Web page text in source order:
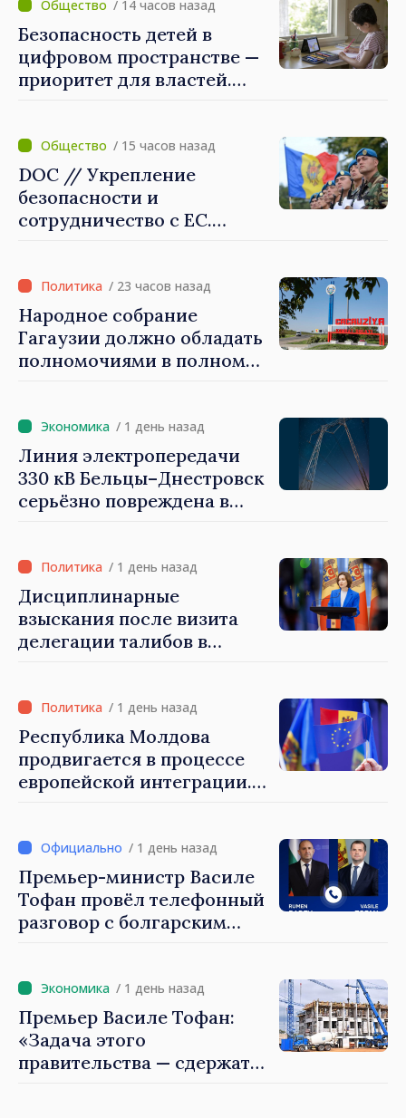
/ 14 часов назад
Безопасность детей в
цифровом пространстве —
приоритет для властей.
которые будут их
защищать»
/ 15 часов назад
DOC // Укрепление
безопасности и
сотрудничество с ЕС.
обороны на 2024–2034 годы
опубликована в Monitorul
Oficial
/ 23 часов назад
Народное собрание
Гагаузии должно обладать
полномочиями в полном
быть свободными и
честными»
/ 1 день назад
Линия электропередачи
330 кВ Бельцы–Днестровск
серьёзно повреждена в
/ 1 день назад
Дисциплинарные
взыскания после визита
делегации талибов в
занимающие высокие
должности, не знают
политики государства»
/ 1 день назад
Республика Молдова
продвигается в процессе
европейской интеграции.
блокирует» / 1 день назад
Премьер-министр Василе
Тофан провёл телефонный
разговор с болгарским
/ 1 день назад
Премьер Василе Тофан:
«Задача этого
правительства — сдержать